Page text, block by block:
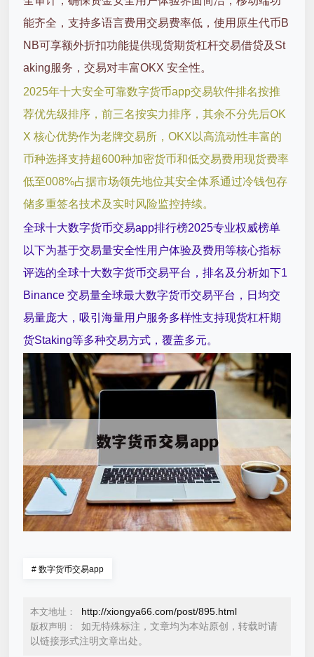
能齐全，支持多语言费用交易费率低，使用原生代币B
NB可享额外折扣功能提供现货期货杠杆交易借贷及St
aking服务，交易对丰富OKX 安全性。
2025年十大安全可靠数字货币app交易软件排名按推
荐优先级排序，前三名按实力排序，其余不分先后OK
X 核心优势作为老牌交易所，OKX以高流动性丰富的
币种选择支持超600种加密货币和低交易费用现货费率
低至008%占据市场领先地位其安全体系通过冷钱包存
储多重签名技术及实时风险监控持续。
全球十大数字货币交易app排行榜2025专业权威榜单
以下为基于交易量安全性用户体验及费用等核心指标
评选的全球十大数字货币交易平台，排名及分析如下1
Binance 交易量全球最大数字货币交易平台，日均交
易量庞大，吸引海量用户服务多样性支持现货杠杆期
货Staking等多种交易方式，覆盖多元。
# 数字货币交易app
本文地址： http://xiongya66.com/post/895.html
版权声明：
如无特殊标注，文章均为本站原创，转载时请
以链接形式注明文章出处。